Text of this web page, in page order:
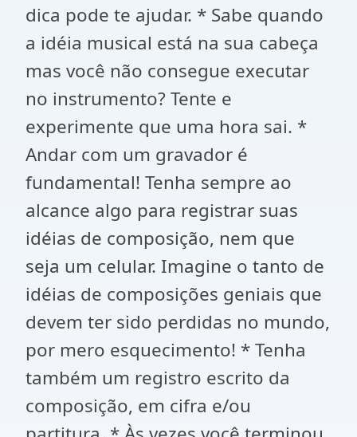
dica pode te ajudar. * Sabe quando
a idéia musical está na sua cabeça
mas você não consegue executar
no instrumento? Tente e
experimente que uma hora sai. *
Andar com um gravador é
fundamental! Tenha sempre ao
alcance algo para registrar suas
idéias de composição, nem que
seja um celular. Imagine o tanto de
idéias de composições geniais que
devem ter sido perdidas no mundo,
por mero esquecimento! * Tenha
também um registro escrito da
composição, em cifra e/ou